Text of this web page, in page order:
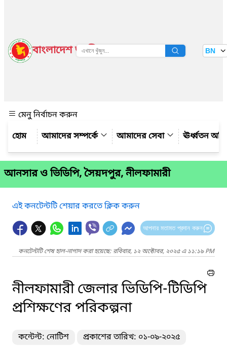
বাংলাদেশ জাতীয় তথ্য বাতায়ন BN
মেনু নির্বাচন করুন
আমাদের সম্পর্কে
আমাদের সেবা ঊর্ধ্বতন
আনসার ও ভিডিপি, সৈয়দপুর, নীলফামারী
এই কনটেন্টটি শেয়ার করতে ক্লিক করুন
আপনার মতামত প্রদান করুন
কনটেন্টটি শেষ হাল-নাগাদ করা হয়েছে: রবিবার, ১২ অক্টোবর, ২০২৫ এ ১১:১৯ PM
নীলফামারী জেলার ভিডিপি-টিডিপি
প্রশিক্ষণের পরিকল্পনা
কন্টেন্ট: নোটিশ প্রকাশের তারিখ: ০১-০৯-২০২৫